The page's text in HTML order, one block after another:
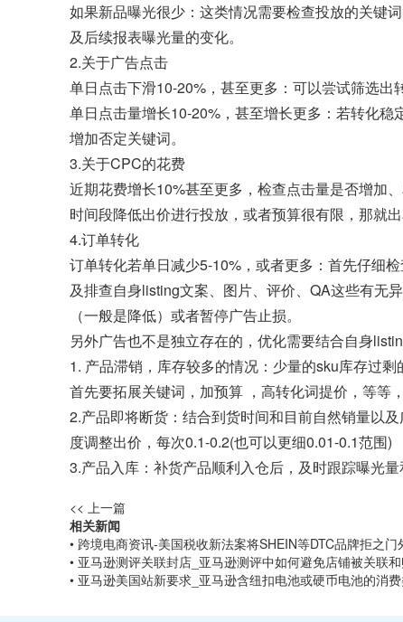
如果新品曝光很少：这类情况需要检查投放的关键
及后续报表曝光量的变化。
2.关于广告点击
单日点击下滑10-20%，甚至更多：可以尝试筛选出
单日点击量增长10-20%，甚至增长更多：若转化
增加否定关键词。
3.关于CPC的花费
近期花费增长10%甚至更多，检查点击量是否增加
时间段降低出价进行投放，或者预算很有限，那就出
4.订单转化
订单转化若单日减少5-10%，或者更多：首先仔细
及排查自身listing文案、图片、评价、QA这些有无
（一般是降低）或者暂停广告止损。
另外广告也不是独立存在的，优化需要结合自身
1. 产品滞销，库存较多的情况：少量的sku库存过
首先要拓展关键词，加预算 ，高转化词提价，等等
2.产品即将断货：结合到货时间和目前自然销量以
度调整出价，每次0.1-0.2(也可以更细0.01-0.1范围)
3.产品入库：补货产品顺利入仓后，及时跟踪曝光
<< 上一篇
相关新闻
• 跨境电商资讯-美国税收新法案将SHEIN等DTC品牌拒之门
• 亚马逊测评关联封店_亚马逊测评中如何避免店铺被关联
• 亚马逊美国站新要求_亚马逊含纽扣电池或硬币电池的消